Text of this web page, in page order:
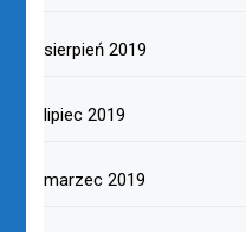
sierpień 2019
lipiec 2019
marzec 2019